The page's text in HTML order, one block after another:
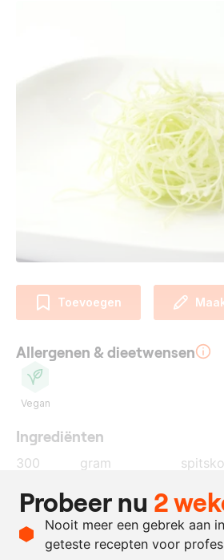
Toevoegen
Allergenen & dieetwensen
Vegan
Ingrediënten
300 gram
1
theel.
naar
zout
Probeer nu 2
Nooit meer een gebrek aan
geteste recepten voor